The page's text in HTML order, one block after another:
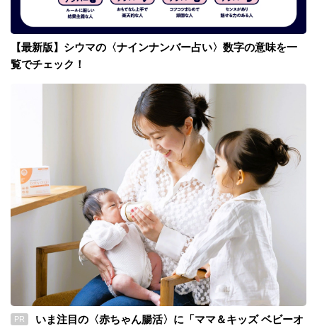
【最新版】シウマの〈ナインナンバー占い〉数字の意味を一
覧でチェック！
PR
いま注目の〈赤ちゃん腸活〉に「ママ＆キッズ ベビーオ